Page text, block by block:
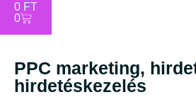
0 FT
0
PPC marketing,
hirdetéskezelés